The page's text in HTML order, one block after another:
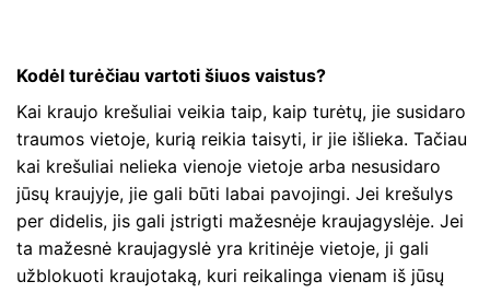
Kodėl turėčiau vartoti šiuos vaistus?
Kai kraujo krešuliai veikia taip, kaip turėtų, jie susidaro
traumos vietoje, kurią reikia taisyti, ir jie išlieka. Tačiau
kai krešuliai nelieka vienoje vietoje arba nesusidaro
jūsų kraujyje, jie gali būti labai pavojingi. Jei krešulys
per didelis, jis gali įstrigti mažesnėje kraujagyslėje. Jei
ta mažesnė kraujagyslė yra kritinėje vietoje, ji gali
užblokuoti kraujotaką, kuri reikalinga vienam iš jūsų